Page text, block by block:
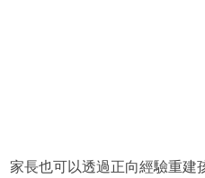
家長也可以透過正向經驗重建